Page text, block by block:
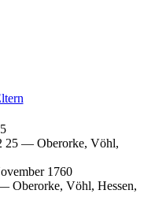
25 — Oberorke, Vöhl,
1760
Oberorke, Vöhl, Hessen,